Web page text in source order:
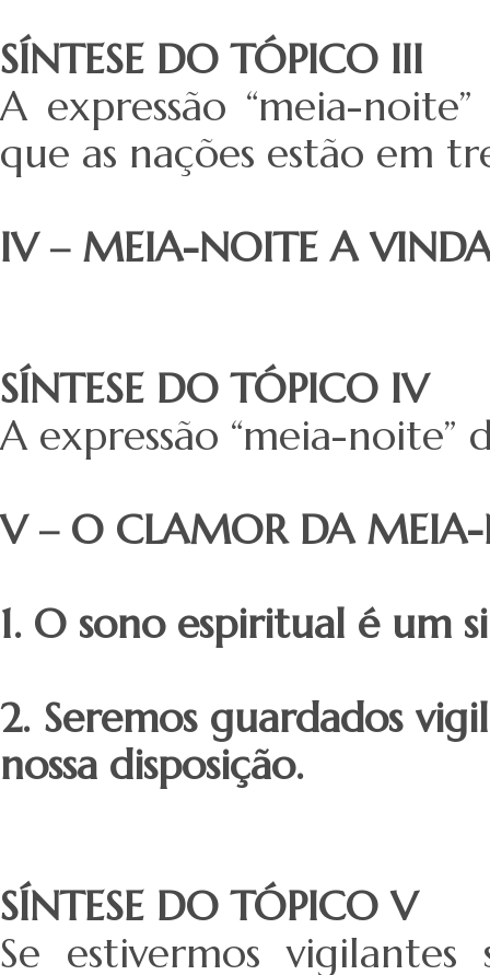
SÍNTESE DO TÓPICO III
A expressão “meia-
que as nações estão em
IV – MEIA-NOITE A
SÍNTESE DO TÓPICO IV
A expressão “meia-
V – O CLAMOR DA MEIA-
1. O sono espiritual é um
2. Seremos guardados
nossa disposição.
SÍNTESE DO TÓPICO V
Se estivermos